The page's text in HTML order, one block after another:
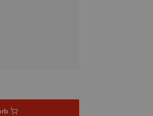
benutze die Schaltflächen um die Anzahl